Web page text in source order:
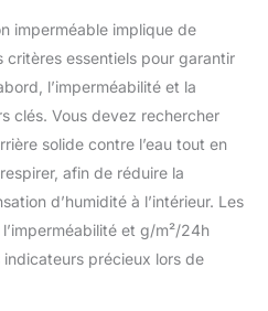
imperméable implique de
essentiels pour garantir
l’imperméabilité et la
clés. Vous devez rechercher
solide contre l’eau tout en
afin de réduire la
d’humidité à l’intérieur. Les
et g/m²/24h
précieux lors de